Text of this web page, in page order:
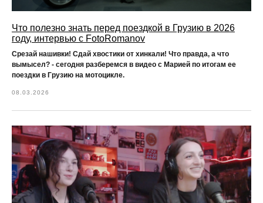
Что полезно знать перед поездкой в Грузию в 2026
году, интервью с FotoRomanov
Срезай нашивки! Сдай хвостики от хинкали! Что правда, а что
вымысел? - сегодня разберемся в видео с Марией по итогам ее
поездки в Грузию на мотоцикле.
08.03.2026